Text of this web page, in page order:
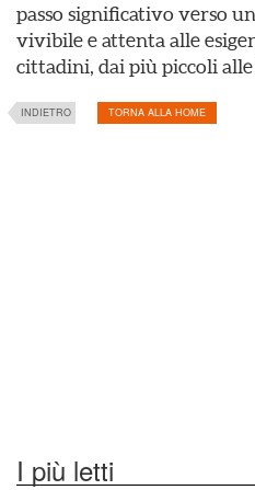
passo significativo verso
vivibile e attenta alle
cittadini, dai più piccoli
INDIETRO TORNA ALLA HOME
I più letti